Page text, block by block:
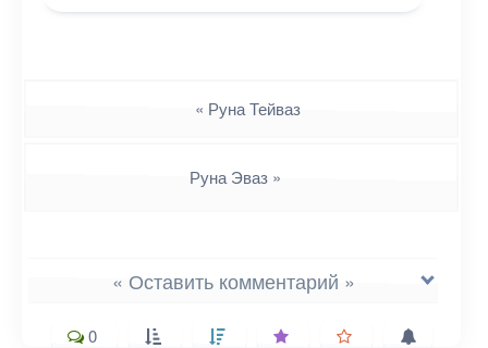
« Руна Тейваз
Руна Эваз »
« Оставить комментарий »
0